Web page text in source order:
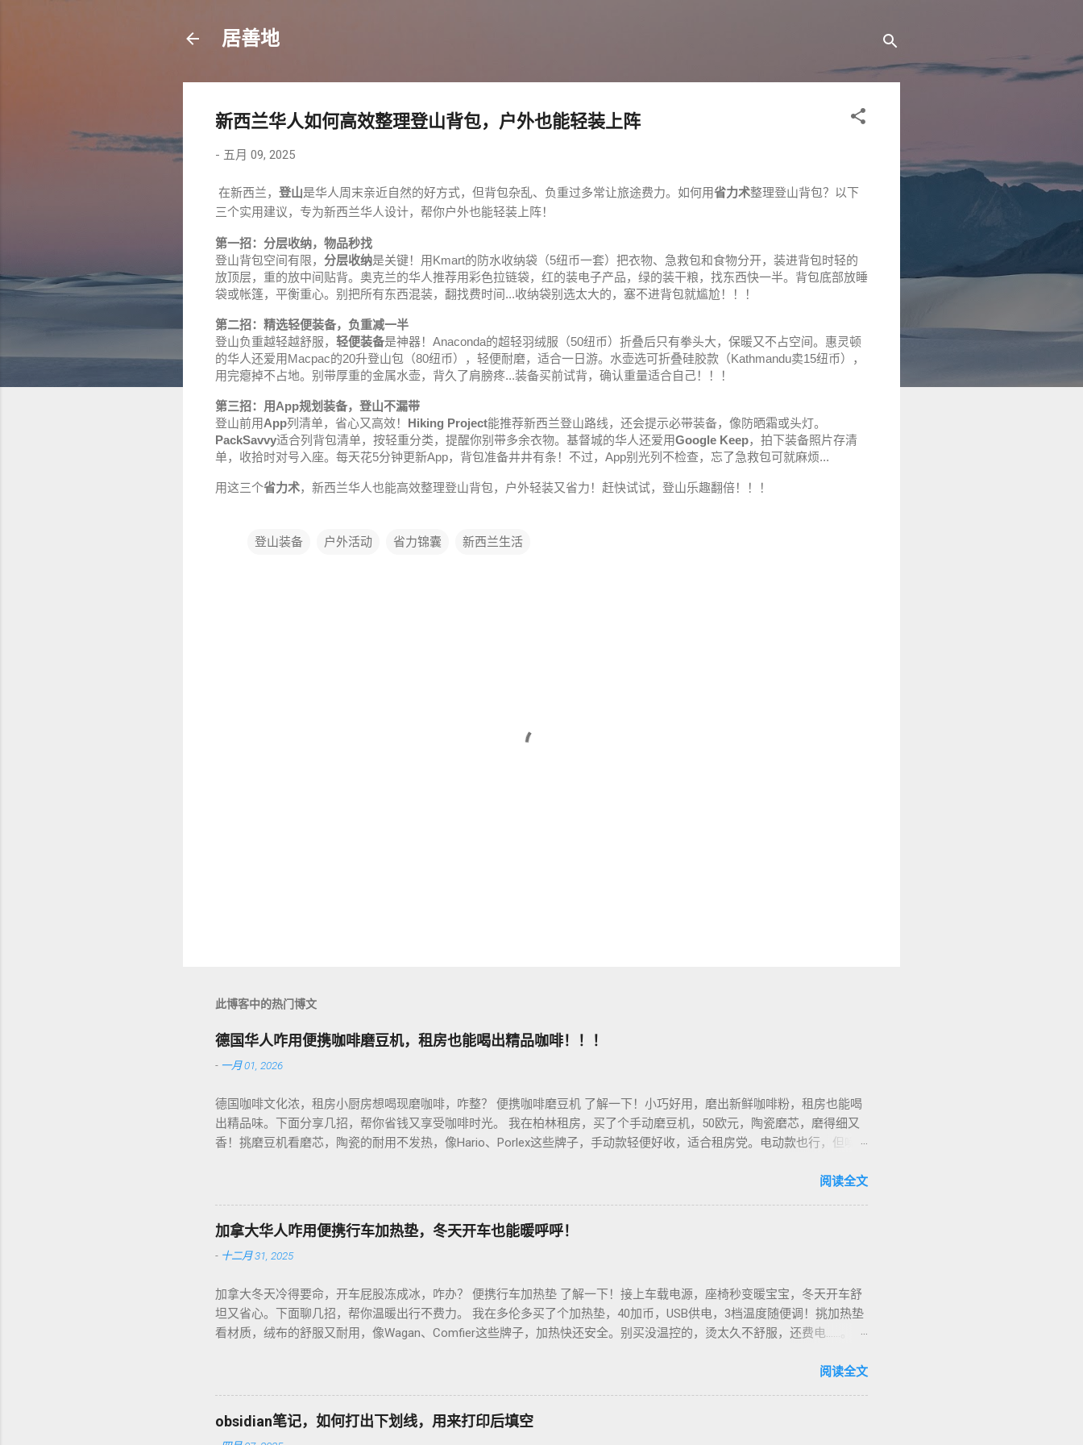
居善地
新西兰华人如何高效整理登山背包，户外也能轻装上阵
- 五月 09, 2025
在新西兰， 登山是华人周末亲近自然的好方式，但背包杂乱、负重过多常让旅途费力。如何用省力术整理登山背包？以下
三个实用建议，专为新西兰华人设计，帮你户外也能轻装上阵！
第一招：分层收纳，物品秒找
登山背包空间有限， 分层收纳是关键！用Kmart的防水收纳袋（5纽币一套）把衣物、急救包和食物分开，装进背包时轻的
放顶层，重的放中间贴背。奥克兰的华人推荐用彩色拉链袋，红的装电子产品，绿的装干粮，找东西快一半。背包底部放睡
袋或帐篷，平衡重心。别把所有东西混装，翻找费时间...收纳袋别选太大的，塞不进背包就尴尬！！！
第二招：精选轻便装备，负重减一半
登山负重越轻越舒服， 轻便装备是神器！Anaconda的超轻羽绒服（50纽币）折叠后只有拳头大，保暖又不占空间。惠灵顿
的华人还爱用Macpac的20升登山包（80纽币），轻便耐磨，适合一日游。水壶选可折叠硅胶款（Kathmandu卖15纽币），
用完瘪掉不占地。别带厚重的金属水壶，背久了肩膀疼...装备买前试背，确认重量适合自己！！！
第三招：用App规划装备，登山不漏带
登山前用App列清单，省心又高效！ Hiking Project能推荐新西兰登山路线，还会提示必带装备，像防晒霜或头灯。
PackSavvy适合列背包清单，按轻重分类，提醒你别带多余衣物。基督城的华人还爱用Google Keep，拍下装备照片存清
单，收拾时对号入座。每天花5分钟更新App，背包准备井井有条！不过，App别光列不检查，忘了急救包可就麻烦...
用这三个省力术，新西兰华人也能高效整理登山背包，户外轻装又省力！赶快试试，登山乐趣翻倍！！！
登山装备 户外活动 省力锦囊 新西兰生活
此博客中的热门博文
德国华人咋用便携咖啡磨豆机，租房也能喝出精品咖啡！！！
- 一月 01, 2026
德国咖啡文化浓，租房小厨房想喝现磨咖啡，咋整？ 便携咖啡磨豆机 了解一下！小巧好用，磨出新鲜咖啡粉，租房也能喝
出精品味。下面分享几招，帮你省钱又享受咖啡时光。 我在柏林租房，买了个手动磨豆机，50欧元，陶瓷磨芯，磨得细又
香！挑磨豆机看磨芯，陶瓷的耐用不发热，像Hario、Porlex这些牌子，手动款轻便好收，适合租房党。电动款也行，但噪
每周磨一次，存密封罐，早上冲杯咖啡，香到飞起！德国超市咖啡豆贵，网购Amazon.de或本地咖啡店促销，10欧元买半
货。 便携咖啡磨豆机 让德国华人租房也能喝精品咖啡，赶紧试试，生活更有味！
阅读全文
加拿大华人咋用便携行车加热垫，冬天开车也能暖呼呼！
- 十二月 31, 2025
加拿大冬天冷得要命，开车屁股冻成冰，咋办？ 便携行车加热垫 了解一下！接上车载电源，座椅秒变暖宝宝，冬天开车舒
坦又省心。下面聊几招，帮你温暖出行不费力。 我在多伦多买了个加热垫，40加币，USB供电，3档温度随便调！挑加热垫
看材质，绒布的舒服又耐用，像Wagan、Comfier这些牌子，加热快还安全。别买没温控的，烫太久不舒服，还费电……。买
天开车，加热垫开低档，20分钟省油又暖和。搭配个方向盘套，手也不冻，安全又舒服。冬天停车后收好垫子，别让雪水
币能淘好货。 便携行车加热垫 让加拿大华人冬天开车暖呼呼，赶紧入手，出行更舒心！
阅读全文
obsidian笔记，如何打出下划线，用来打印后填空